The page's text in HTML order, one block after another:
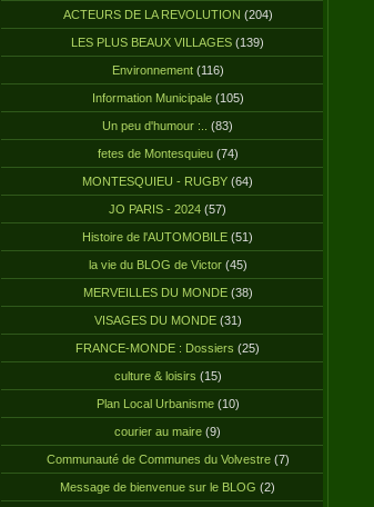
ACTEURS DE LA REVOLUTION (204)
LES PLUS BEAUX VILLAGES (139)
Environnement(116)
Information Municipale(105)
Un peu d'humour :.. (83)
fetes de Montesquieu(74)
MONTESQUIEU - RUGBY (64)
JO PARIS - 2024 (57)
Histoire de l'AUTOMOBILE (51)
la vie du BLOG de Victor(45)
MERVEILLES DU MONDE(38)
VISAGES DU MONDE(31)
FRANCE-MONDE : Dossiers (25)
culture & loisirs (15)
Plan Local Urbanisme(10)
courier au maire (9)
Communauté de Communes du Volvestre(7)
Message de bienvenue sur le BLOG (2)